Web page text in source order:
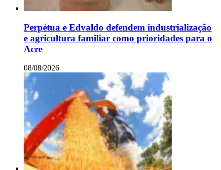
Perpétua e Edvaldo defendem industrialização
e agricultura familiar como prioridades para o
Acre
08/08/2026